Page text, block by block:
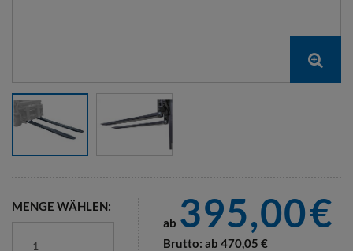
MENGE WÄHLEN:
ab 395,00€
Brutto: ab 470,05 €